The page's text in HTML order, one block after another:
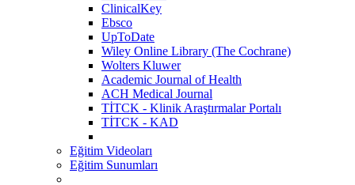
ClinicalKey
Ebsco
UpToDate
Wiley Online Library (The Cochrane)
Wolters Kluwer
Academic Journal of Health
ACH Medical Journal
TİTCK - Klinik Araştırmalar Portalı
TİTCK - KAD
Eğitim Videoları
Eğitim Sunumları